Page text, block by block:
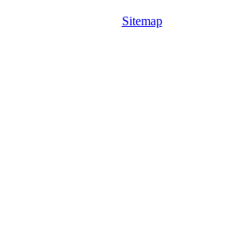
Sitemap